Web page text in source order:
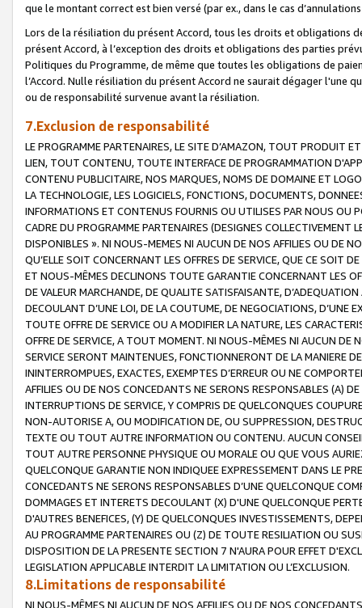
que le montant correct est bien versé (par ex., dans le cas
Lors de la résiliation du présent Accord, tous les droits et obligations
présent Accord, à l’exception des droits et obligations des parties
Politiques du Programme, de même que toutes les obligations de
l’Accord. Nulle résiliation du présent Accord ne saurait dégager l'une
ou de responsabilité survenue avant la résiliation.
7.Exclusion de responsabilité
LE PROGRAMME PARTENAIRES, LE SITE D’AMAZON, TOUT PRODUIT
LIEN, TOUT CONTENU, TOUTE INTERFACE DE PROGRAMMATION
CONTENU PUBLICITAIRE, NOS MARQUES, NOMS DE DOMAINE ET
LA TECHNOLOGIE, LES LOGICIELS, FONCTIONS, DOCUMENTS,
INFORMATIONS ET CONTENUS FOURNIS OU UTILISES PAR NOUS OU
CADRE DU PROGRAMME PARTENAIRES (DESIGNES COLLECTIVEMENT
DISPONIBLES ». NI NOUS-MEMES NI AUCUN DE NOS AFFILIES OU DE
QU’ELLE SOIT CONCERNANT LES OFFRES DE SERVICE, QUE CE SOIT
ET NOUS-MÊMES DECLINONS TOUTE GARANTIE CONCERNANT LES
DE VALEUR MARCHANDE, DE QUALITE SATISFAISANTE,
DECOULANT D’UNE LOI, DE LA COUTUME, DE NEGOCIATIONS, D’UNE
TOUTE OFFRE DE SERVICE OU A MODIFIER LA NATURE, LES
OFFRE DE SERVICE, A TOUT MOMENT. NI NOUS-MÊMES NI AUCUN DE
SERVICE SERONT MAINTENUES, FONCTIONNERONT DE LA MANIERE
ININTERROMPUES, EXACTES, EXEMPTES D’ERREUR OU NE
AFFILIES OU DE NOS CONCEDANTS NE SERONS RESPONSABLES (A)
INTERRUPTIONS DE SERVICE, Y COMPRIS DE QUELCONQUES
NON-AUTORISE A, OU MODIFICATION DE, OU SUPPRESSION,
TEXTE OU TOUT AUTRE INFORMATION OU CONTENU. AUCUN
TOUT AUTRE PERSONNE PHYSIQUE OU MORALE OU QUE VOUS
QUELCONQUE GARANTIE NON INDIQUEE EXPRESSEMENT DANS LE
CONCEDANTS NE SERONS RESPONSABLES D’UNE QUELCONQUE
DOMMAGES ET INTERETS DECOULANT (X) D'UNE QUELCONQUE
D'AUTRES BENEFICES, (Y) DE QUELCONQUES INVESTISSEMENTS,
AU PROGRAMME PARTENAIRES OU (Z) DE TOUTE RESILIATION OU
DISPOSITION DE LA PRESENTE SECTION 7 N'AURA POUR EFFET
LEGISLATION APPLICABLE INTERDIT LA LIMITATION OU L’EXCLUSION.
8.Limitations de responsabilité
NI NOUS-MÊMES NI AUCUN DE NOS AFFILIES OU DE NOS